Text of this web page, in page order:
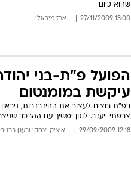
שהוא כיום
13:00 27/11/2009 ארז מיכאלי
הפועל פ"ת-בני
עיקשת במומנטום
בפ"ת רוצים לעצור את ההידרדרות,
צרפתי ייעדר. לוזון ימשיך עם ההרכב
12:18 29/09/2009 איציק יצחקי רענן